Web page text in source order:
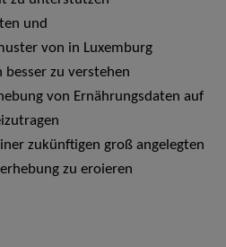
und
von in Luxemburg
besser zu verstehen
von Ernährungsdaten auf
zukünftigen groß angelegten
zu eroieren